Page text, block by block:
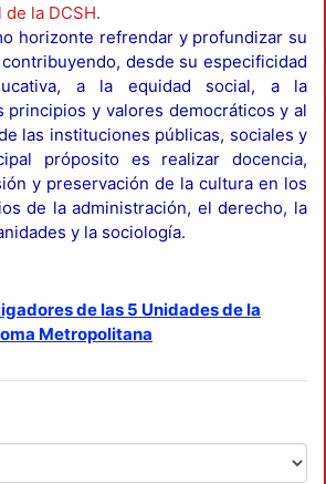
la DCSH.
horizonte refrendar y profundizar su
desde su especificidad
a la equidad social, a la
principios y valores democráticos y al
las instituciones públicas, sociales y
próposito es realizar docencia,
y preservación de la cultura en los
de la administración, el derecho, la
y la sociología.
de las 5 Unidades de la
Metropolitana